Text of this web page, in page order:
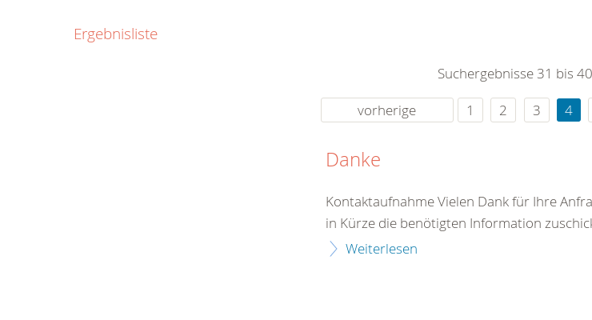
rund um die Uhr
Ergebnisliste
Suchergebnisse 31 bis
vorherige
1 2 3 4
Danke
Kontaktaufnahme Vielen Dank für Ihre
in Kürze die benötigten Information
Weiterlesen